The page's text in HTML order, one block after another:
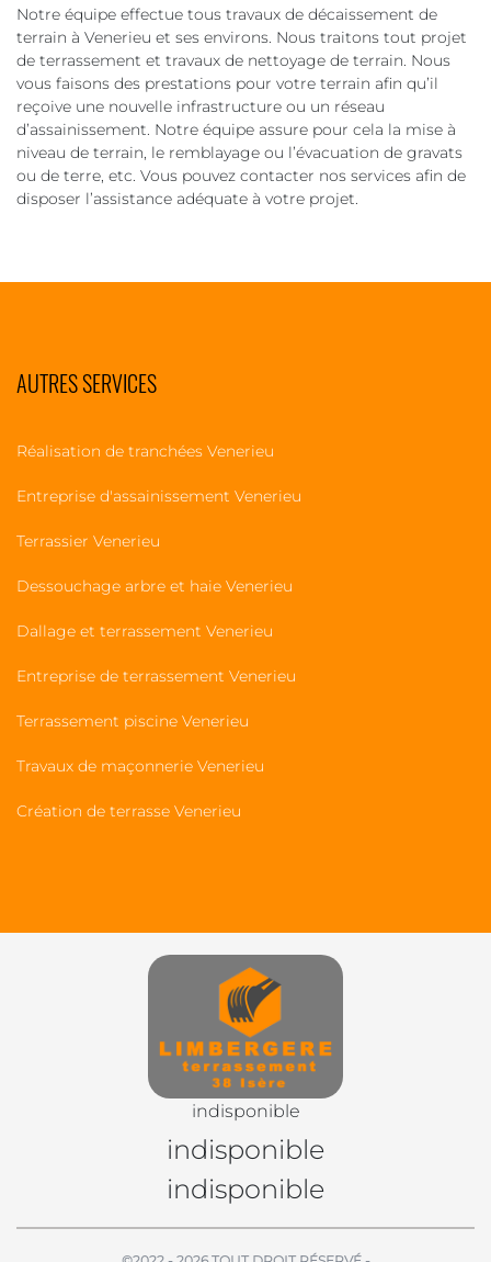
Notre équipe effectue tous travaux de décaissement de
terrain à Venerieu et ses environs. Nous traitons tout projet
de terrassement et travaux de nettoyage de terrain. Nous
vous faisons des prestations pour votre terrain afin qu’il
reçoive une nouvelle infrastructure ou un réseau
d’assainissement. Notre équipe assure pour cela la mise à
niveau de terrain, le remblayage ou l’évacuation de gravats
ou de terre, etc. Vous pouvez contacter nos services afin de
disposer l’assistance adéquate à votre projet.
AUTRES SERVICES
Réalisation de tranchées Venerieu
Entreprise d'assainissement Venerieu
Terrassier Venerieu
Dessouchage arbre et haie Venerieu
Dallage et terrassement Venerieu
Entreprise de terrassement Venerieu
Terrassement piscine Venerieu
Travaux de maçonnerie Venerieu
Création de terrasse Venerieu
indisponible
indisponible
indisponible